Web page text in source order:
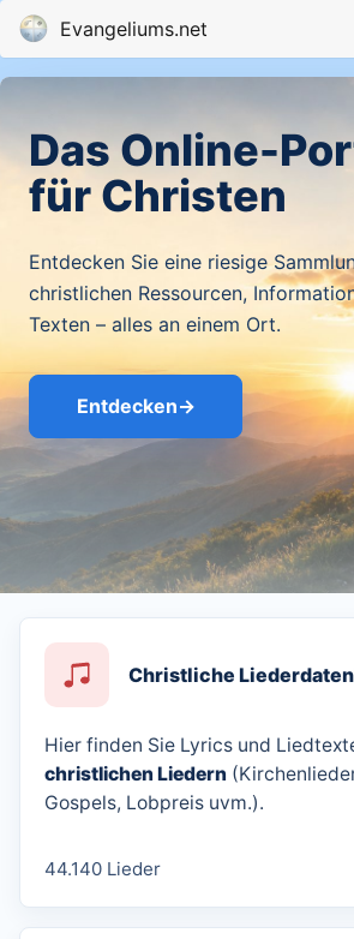
Evangeliums.net
Das Online-
für Christen
Entdecken Sie eine riesige
christlichen Ressourcen,
Texten – alles an einem Ort.
Entdecken→
Christliche
Hier finden Sie Lyrics und
christlichen Liedern
Gospels, Lobpreis uvm.).
44.140 Lieder